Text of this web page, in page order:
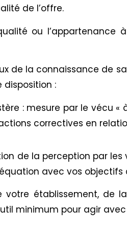
de l’offre.
ou
de la connaissance de
disposition :
: mesure par le vécu «
correctives en
de la perception par
avec vos objectifs
votre établissement, de
minimum pour agir avec